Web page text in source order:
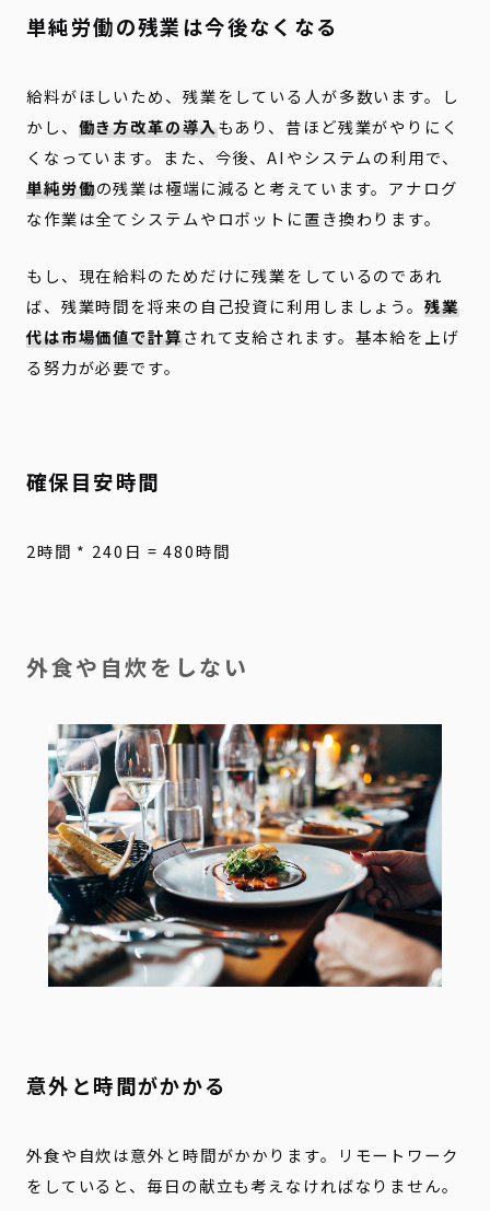
単純労働の残業は今後なくなる
給料がほしいため、残業をしている人が多数います。し
かし、 働き方改革の導入もあり、昔ほど残業がやりにく
くなっています。また、今後、AIやシステムの利用で、
単純労働の残業は極端に減ると考えています。アナログ
な作業は全てシステムやロボットに置き換わります。
もし、現在給料のためだけに残業をしているのであれ
ば、残業時間を将来の自己投資に利用しましょう。残業
代は市場価値で計算されて支給されます。基本給を上げ
る努力が必要です。
確保目安時間
2時間 * 240日 = 480時間
外食や自炊をしない
意外と時間がかかる
外食や自炊は意外と時間がかかります。リモートワーク
をしていると、毎日の献立も考えなければなりません。